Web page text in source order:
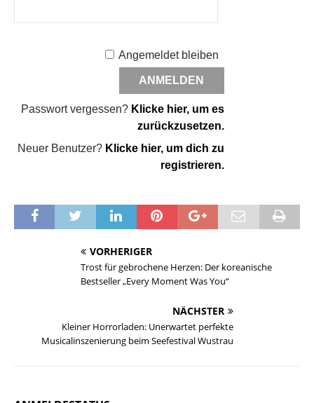
Angemeldet bleiben
Passwort vergessen? Klicke hier, um es
zurückzusetzen.
Neuer Benutzer? Klicke hier, um dich zu
registrieren.
VORHERIGER
Trost für gebrochene Herzen: Der koreanische
Bestseller „Every Moment Was You“
NÄCHSTER
Kleiner Horrorladen: Unerwartet perfekte
Musicalinszenierung beim Seefestival Wustrau